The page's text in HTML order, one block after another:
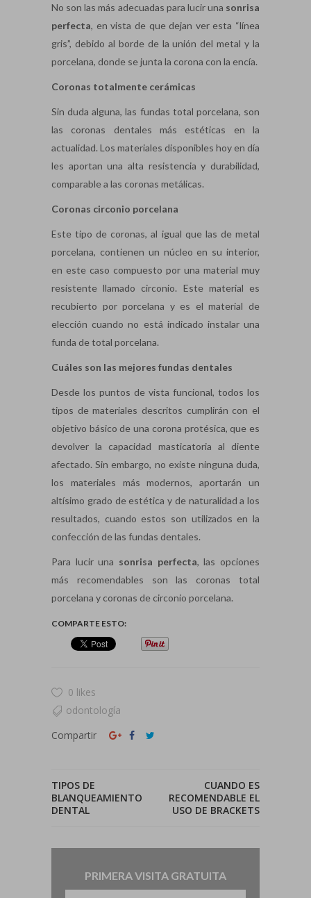
No son las más adecuadas para lucir una sonrisa
perfecta, en vista de que dejan ver esta “línea
gris”, debido al borde de la unión del metal y la
porcelana, donde se junta la corona con la encía.
Coronas totalmente cerámicas
Sin duda alguna, las fundas total porcelana, son
las coronas dentales más estéticas en la
actualidad. Los materiales disponibles hoy en día
les aportan una alta resistencia y durabilidad,
comparable a las coronas metálicas.
Coronas circonio porcelana
Este tipo de coronas, al igual que las de metal
porcelana, contienen un núcleo en su interior,
en este caso compuesto por una material muy
resistente llamado circonio. Este material es
recubierto por porcelana y es el material de
elección cuando no está indicado instalar una
funda de total porcelana.
Cuáles son las mejores fundas dentales
Desde los puntos de vista funcional, todos los
tipos de materiales descritos cumplirán con el
objetivo básico de una corona protésica, que es
devolver la capacidad masticatoria al diente
afectado. Sin embargo, no existe ninguna duda,
los materiales más modernos, aportarán un
altísimo grado de estética y de naturalidad a los
resultados, cuando estos son utilizados en la
confección de las fundas dentales.
Para lucir una sonrisa perfecta, las opciones
más recomendables son las coronas total
porcelana y coronas de circonio porcelana.
COMPARTE ESTO:
0 likes
odontología
Compartir
TIPOS DE
BLANQUEAMIENTO
DENTAL
CUANDO ES
RECOMENDABLE EL
USO DE BRACKETS
PRIMERA VISITA GRATUITA